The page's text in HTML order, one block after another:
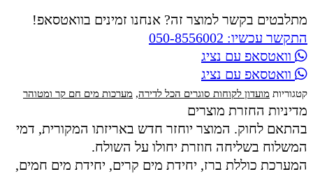
מתלבטים בקשר למוצר זה? אנחנו זמינים בוואטסאפ!
התקשר עכשיו: 050-8556002
וואטסאפ עם נציג
וואטסאפ עם נציג
קטגוריות מועדון לקוחות סוגרים הכל לדירה, מערכות מים חם קר ומטוהר
מדיניות החזרת מוצרים
בהתאם לחוק. המוצר יוחזר חדש באריזתו המקורית, דמי
המשלוח בשליחה חוזרת יחולו על השולח.
המערכת כוללת ברז, יחידת מים קרים, יחידת מים חמים,